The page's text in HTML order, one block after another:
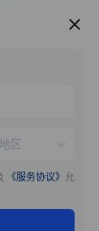
服务推荐
《服务协议》 允